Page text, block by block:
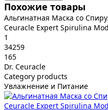
Похожие товары
Альгинатная Маска со
Ceuracle Expert Spirulina
1
34259
165
Dr. Ceuracle
Category products
Увлажнение и Питание